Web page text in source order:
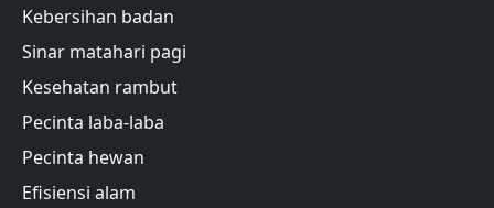
Kebersihan badan
Sinar matahari pagi
Kesehatan rambut
Pecinta laba-laba
Pecinta hewan
Efisiensi alam